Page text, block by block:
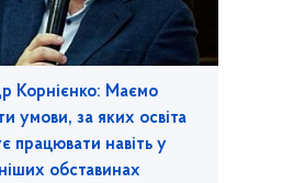
Корнієнко: Маємо
умови, за яких освіта
працювати навіть у
обставинах